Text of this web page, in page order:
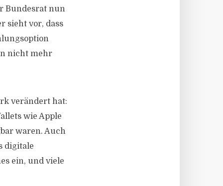
Bundesrat nun
sieht vor, dass
nicht mehr
verändert hat:
wie Apple
waren. Auch
digitale
ein, und viele